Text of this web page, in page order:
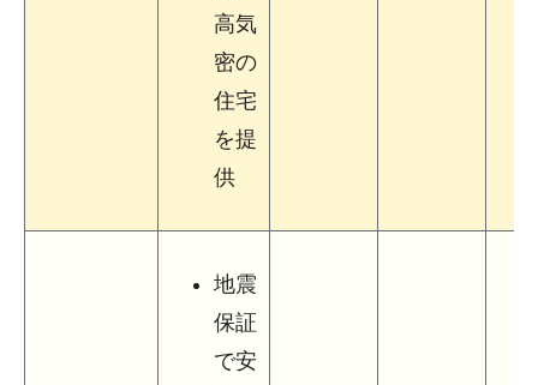
高気
密の
住宅
を提
供
地震
保証
で安